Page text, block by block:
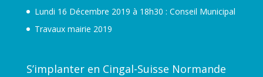
Lundi 16 Décembre 2019 à 18h30 : Conseil Municipal
Travaux mairie 2019
S’implanter en Cingal-Suisse Normande